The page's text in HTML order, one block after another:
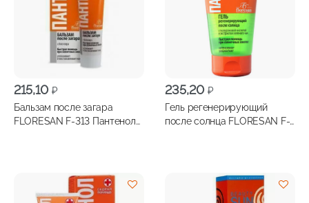
215,10 ₽
Бальзам после загара
FLORESAN F-313 Пантенол
235,20 ₽
Гель регенерирующий
после солнца FLORESAN F-